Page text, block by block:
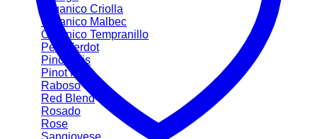
Organico Criolla
Organico Malbec
Organico Tempranillo
Petit Verdot
Pinot Gris
Pinot Noir
Raboso
Red Blend
Rosado
Rose
Sangiovese